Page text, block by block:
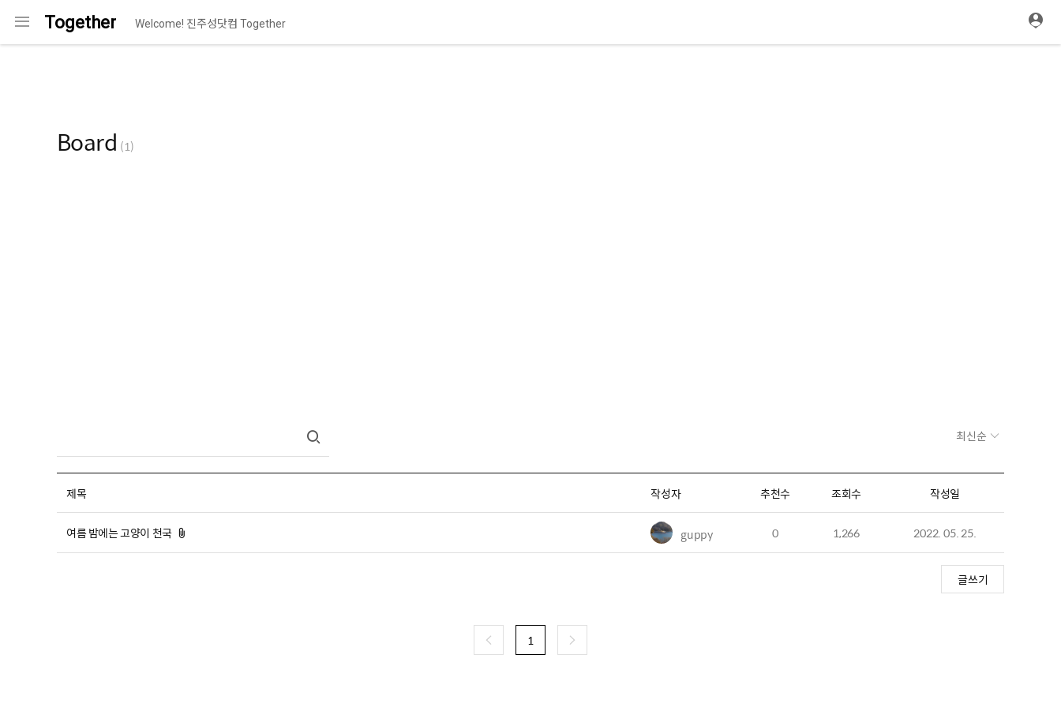
메Together Welcome! 진주성닷컴 Together
Board (1)
최신순
제목 작성자 추천수 조회수 작성일
여름 밤에는 고양이 천국 유저 이미지
guppy 0 1,266 2022. 05. 25.
글쓰기
1